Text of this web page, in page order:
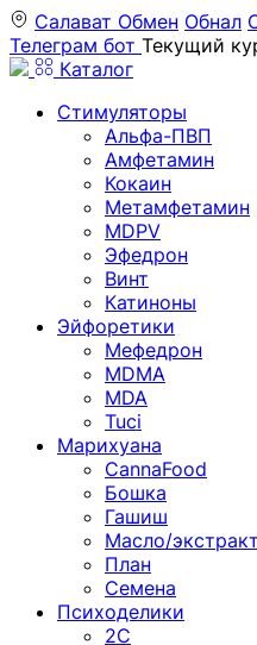
Салават Обмен Обнал
Телеграм бот Текущий
Каталог
Стимуляторы
Альфа-ПВП
Амфетамин
Кокаин
Метамфетамин
MDPV
Эфедрон
Винт
Катиноны
Эйфоретики
Мефедрон
MDMA
MDA
Tuci
Марихуана
CannaFood
Бошка
Гашиш
Масло/
План
Семена
Психоделики
2C